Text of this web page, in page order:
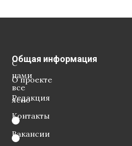
С
нами
все
ясно
Общая информация
О проекте
Редакция
Контакты
Вакансии